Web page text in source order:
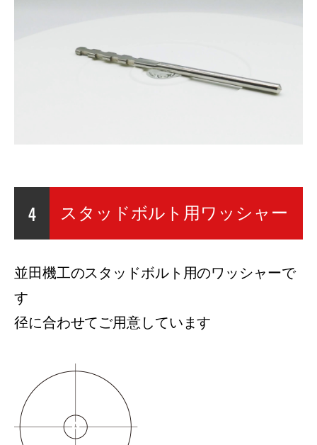
4 スタッドボルト用ワッシャー
並田機工のスタッドボルト用のワッシャーで
す
径に合わせてご用意しています